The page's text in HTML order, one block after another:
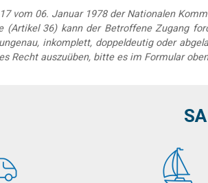
vom 06. Januar 1978 der Nationalen
(Artikel 36) kann der Betroffene Zugang
inkomplett, doppeldeutig oder
Recht auszuüben, bitte es im Formular